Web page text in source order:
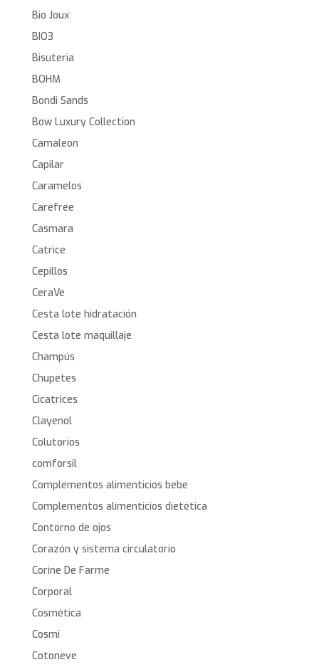
Bio Joux
BIO3
Bisuteria
BOHM
Bondi Sands
Bow Luxury Collection
Camaleon
Capilar
Caramelos
Carefree
Casmara
Catrice
Cepillos
CeraVe
Cesta lote hidratación
Cesta lote maquillaje
Champús
Chupetes
Cicatrices
Clayenol
Colutorios
comforsil
Complementos alimenticios bebe
Complementos alimenticios dietética
Contorno de ojos
Corazón y sistema circulatorio
Corine De Farme
Corporal
Cosmética
Cosmi
Cotoneve